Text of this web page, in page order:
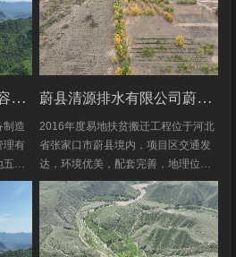
桥西区西沟区域村庄村容村貌改造提升及基础设施建设项目堆料场土地复垦验收资料
制造
理有
一
康安
村
设
蔚县清源排水有限公司蔚县2016年度易地扶贫搬迁工程水土保持方案
2016年度易地扶贫搬迁工程位于河北
省张家口市蔚县境内，项目区交通发
达，环境优美，配套完善，地理位置
优越。项目地理位置图见附图1-1。项
目共建12个易地搬迁安置区，分别位
于白草村乡西户庄村、柏树乡柏树...